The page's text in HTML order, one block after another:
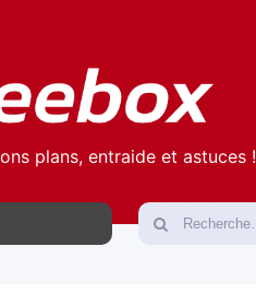
plans, entraide et astuces !